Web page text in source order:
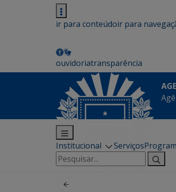
ir para conteúdoir para
ouvidoriatransparência
Institucional Serviços
Pesquisar
por: